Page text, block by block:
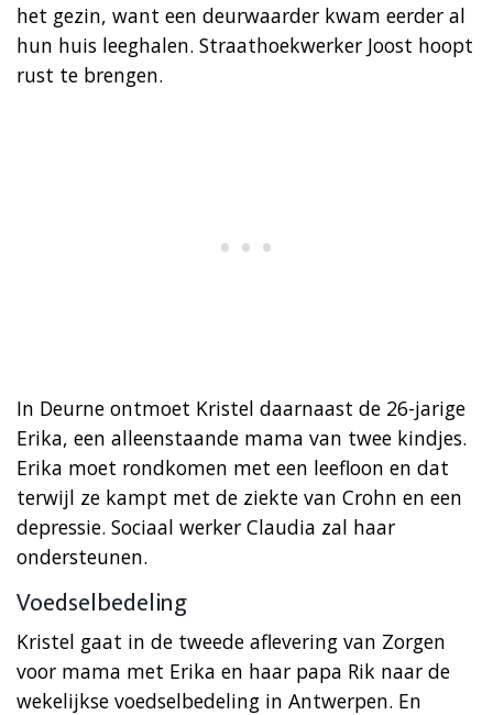
het gezin, want een deurwaarder kwam eerder al
hun huis leeghalen. Straathoekwerker Joost hoopt
rust te brengen.
In Deurne ontmoet Kristel daarnaast de 26-jarige
Erika, een alleenstaande mama van twee kindjes.
Erika moet rondkomen met een leefloon en dat
terwijl ze kampt met de ziekte van Crohn en een
depressie. Sociaal werker Claudia zal haar
ondersteunen.
Voedselbedeling
Kristel gaat in de tweede aflevering van Zorgen
voor mama met Erika en haar papa Rik naar de
wekelijkse voedselbedeling in Antwerpen. En